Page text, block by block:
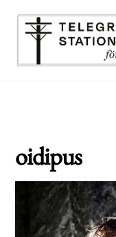
oidipus